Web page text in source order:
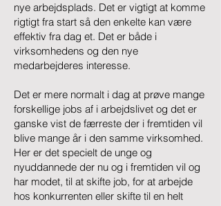
nye arbejdsplads. Det er vigtigt at komme
rigtigt fra start så den enkelte kan være
effektiv fra dag et. Det er både i
virksomhedens og den nye
medarbejderes interesse.
Det er mere normalt i dag at prøve mange
forskellige jobs af i arbejdslivet og det er
ganske vist de færreste der i fremtiden vil
blive mange år i den samme virksomhed.
Her er det specielt de unge og
nyuddannede der nu og i fremtiden vil og
har modet, til at skifte job, for at arbejde
hos konkurrenten eller skifte til en helt